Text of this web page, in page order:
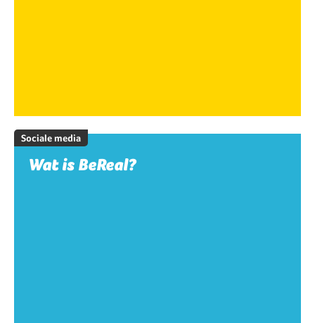
Sociale media
Wat is BeReal?